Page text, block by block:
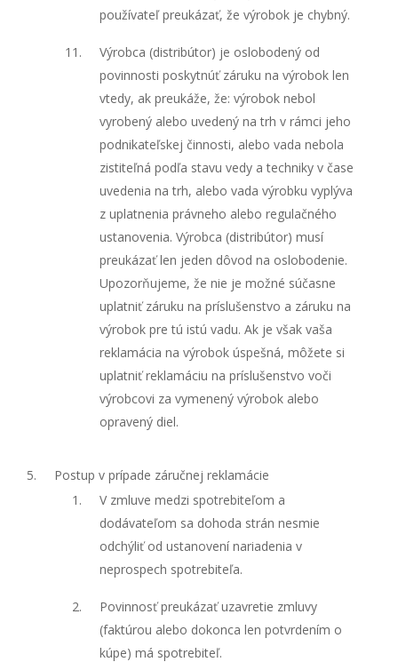
používateľ preukázať, že výrobok je chybný.
Výrobca (distribútor) je oslobodený od
povinnosti poskytnúť záruku na výrobok len
vtedy, ak preukáže, že: výrobok nebol
vyrobený alebo uvedený na trh v rámci jeho
podnikateľskej činnosti, alebo vada nebola
zistiteľná podľa stavu vedy a techniky v čase
uvedenia na trh, alebo vada výrobku vyplýva
z uplatnenia právneho alebo regulačného
ustanovenia. Výrobca (distribútor) musí
preukázať len jeden dôvod na oslobodenie.
Upozorňujeme, že nie je možné súčasne
uplatniť záruku na príslušenstvo a záruku na
výrobok pre tú istú vadu. Ak je však vaša
reklamácia na výrobok úspešná, môžete si
uplatniť reklamáciu na príslušenstvo voči
výrobcovi za vymenený výrobok alebo
opravený diel.
Postup v prípade záručnej reklamácie
V zmluve medzi spotrebiteľom a
dodávateľom sa dohoda strán nesmie
odchýliť od ustanovení nariadenia v
neprospech spotrebiteľa.
Povinnosť preukázať uzavretie zmluvy
(faktúrou alebo dokonca len potvrdením o
kúpe) má spotrebiteľ.